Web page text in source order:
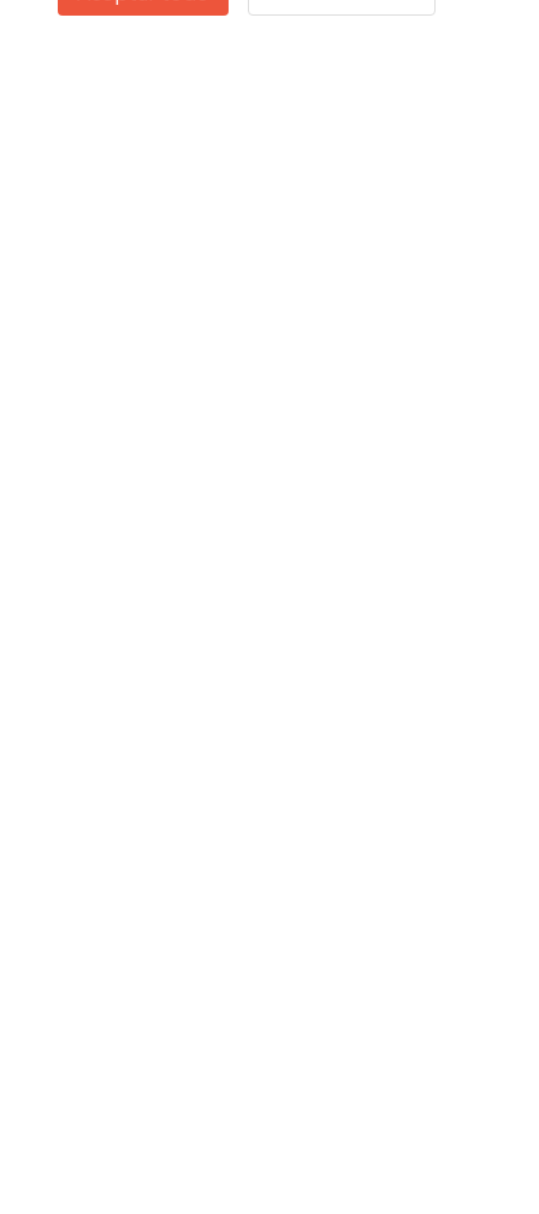
¿Conoces los Beneficios de Gudog? Ver más